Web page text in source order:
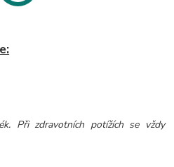
Při zdravotních potížích se vždy